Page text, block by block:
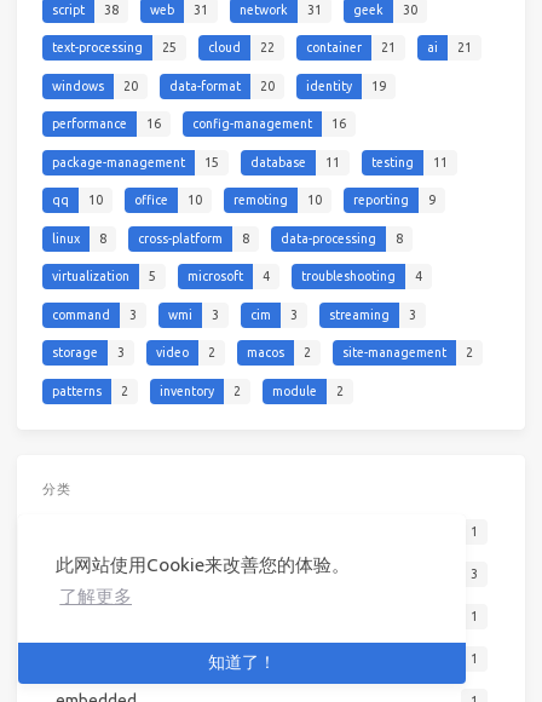
此网站使用Cookie来改善您的体验。
了解更多
知道了！
script 38 web 31 network 31 geek 30
text-processing 25 cloud 22 container 21 ai 21
windows 20 data-format 20 identity 19
performance 16 config-management 16
package-management 15 database 11 testing 11
qq 10 office 10 remoting 10 reporting 9
linux 8 cross-platform 8 data-processing 8
virtualization 5 microsoft 4 troubleshooting 4
command 3 wmi 3 cim 3 streaming 3
storage 3 video 2 macos 2 site-management 2
patterns 2 inventory 2 module 2
分类
1
angularjs 3
1
1